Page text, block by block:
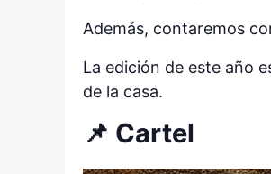
Además, contaremos
La edición de este año
de la casa.
📌 Cartel